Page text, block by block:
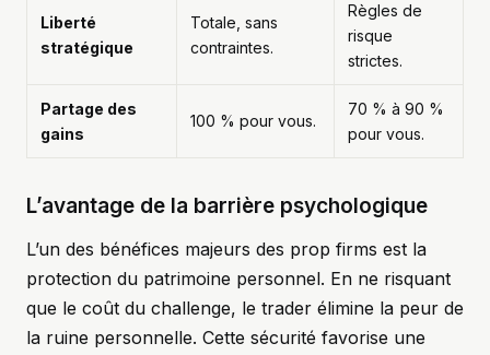
Liberté
stratégique
Totale, sans
contraintes.
Règles de
risque
strictes.
Partage des
gains
100 % pour vous.
70 % à 90 %
pour vous.
L’avantage de la barrière psychologique
L’un des bénéfices majeurs des prop firms est la
protection du patrimoine personnel. En ne risquant
que le coût du challenge, le trader élimine la peur de
la ruine personnelle. Cette sécurité favorise une